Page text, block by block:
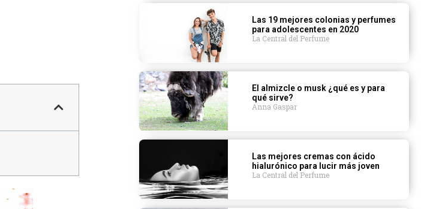
Las 19 mejores colonias y perfumes
para adolescentes en 2020
La Central del Perfume
El almizcle o musk ¿qué es y para
qué sirve?
Anna Gaspar
Las mejores cremas con ácido
hialurónico para lucir más joven
La Central del Perfume